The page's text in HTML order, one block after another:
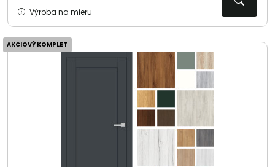
Výroba na mieru
AKCIOVÝ KOMPLET